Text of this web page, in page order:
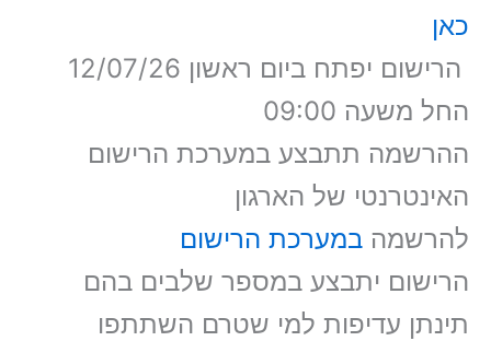
כאן
הרישום יפתח ביום ראשון 12/07/26
החל משעה 09:00
ההרשמה תתבצע במערכת הרישום
האינטרנטי של הארגון
להרשמה במערכת הרישום
הרישום יתבצע במספר שלבים בהם
תינתן עדיפות למי שטרם השתתפו